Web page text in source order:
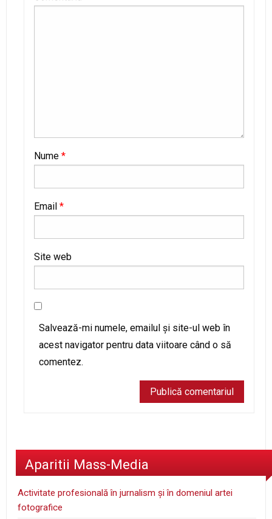
Nume *
Email *
Site web
Salvează-mi numele, emailul și site-ul web în
acest navigator pentru data viitoare când o să
comentez.
Aparitii Mass-Media
Activitate profesională în jurnalism şi în domeniul artei
fotografice